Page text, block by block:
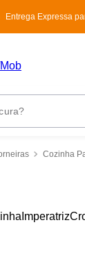
Entrega Expressa
Cozinha